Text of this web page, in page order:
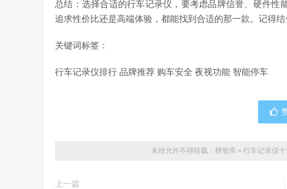
总结：选择合适的行车记录仪，要考虑品牌信誉、硬件
追求性价比还是高端体验，都能找到合适的那一款。记得
关键词标签：
行车记录仪排行 品牌推荐 购车安全 夜视功能 智能停车
未经允许不得转载： 榜智库 » 行车记录仪
上一篇